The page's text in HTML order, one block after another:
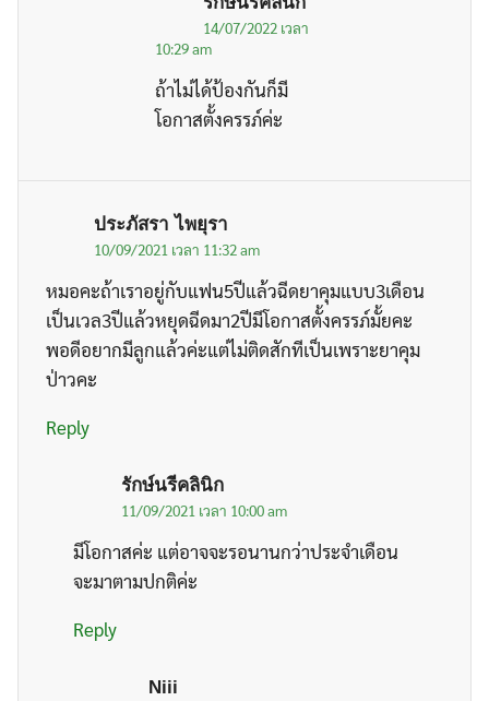
14/07/2022 เวลา
10:29 am
ถ้าไม่ได้ป้องกันก็มี
โอกาสตั้งครรภ์ค่ะ
ประภัสรา ไพยุรา
10/09/2021 เวลา 11:32 am
หมอคะถ้าเราอยู่กับแฟน5ปีแล้วฉีดยาคุมแบบ3เดือน
เป็นเวล3ปีแล้วหยุดฉีดมา2ปีมีโอกาสตั้งครรภ์มั้ยคะ
พอดีอยากมีลูกแล้วค่ะแต่ไม่ติดสักทีเป็นเพราะยาคุม
ป่าวคะ
Reply
รักษ์นรีคลินิก
11/09/2021 เวลา 10:00 am
มีโอกาสค่ะ แต่อาจจะรอนานกว่าประจำเดือน
จะมาตามปกติค่ะ
Reply
Niii